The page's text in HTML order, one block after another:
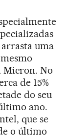
uma
Micron. No
de 15%
do seu
ano.
que se
o último